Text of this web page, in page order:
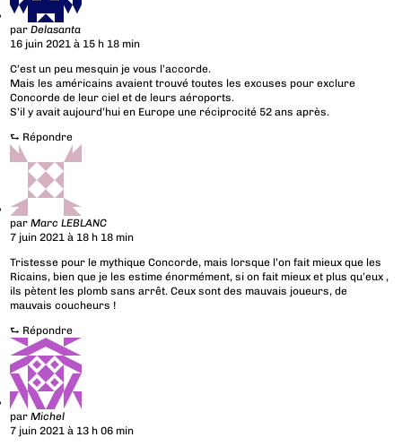
parDelasanta
16 juin 2021 à 15 h 18 min
C’est un peu mesquin je vous l’accorde.
Mais les américains avaient trouvé toutes les excuses pour exclure
Concorde de leur ciel et de leurs aéroports.
S’il y avait aujourd’hui en Europe une réciprocité 52 ans après.
⮑ Répondre
parMarc LEBLANC
7 juin 2021 à 18 h 18 min
Tristesse pour le mythique Concorde, mais lorsque l’on fait mieux que les
Ricains, bien que je les estime énormément, si on fait mieux et plus qu’eux ,
ils pètent les plomb sans arrêt. Ceux sont des mauvais joueurs, de
mauvais coucheurs !
⮑ Répondre
parMichel
7 juin 2021 à 13 h 06 min